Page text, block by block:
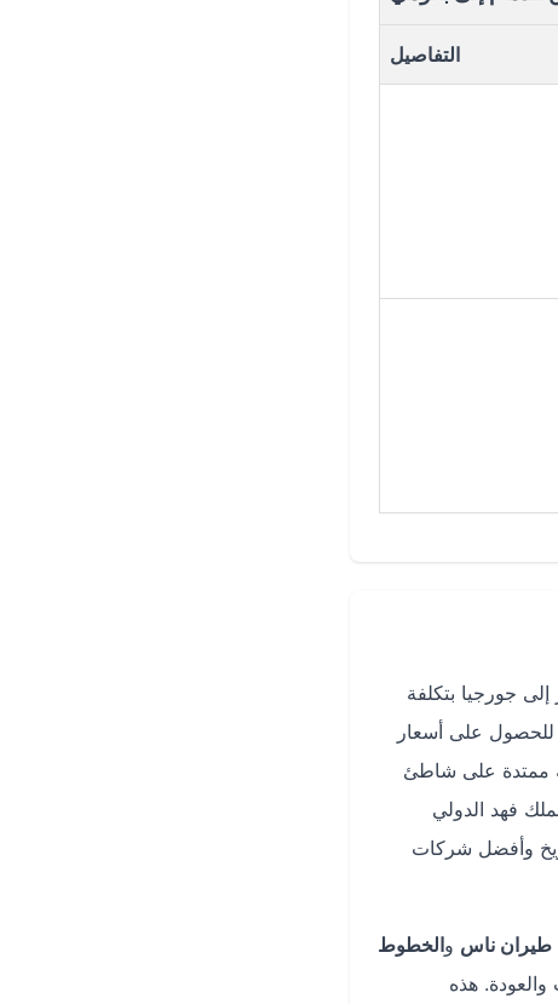
التفاصيل
جورجيا بتكلفة
على أسعار
ممتدة على شاطئ
فهد الدولي
وأفضل شركات
طيران ناس والخطوط
هذه